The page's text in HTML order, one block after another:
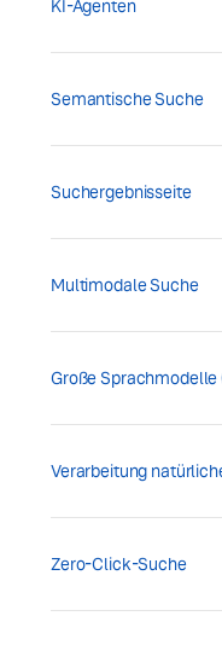
KI-Agenten
Semantische Suche
Suchergebnisseite
Multimodale Suche
Große Sprachmodelle
Verarbeitung
Zero-Click-Suche